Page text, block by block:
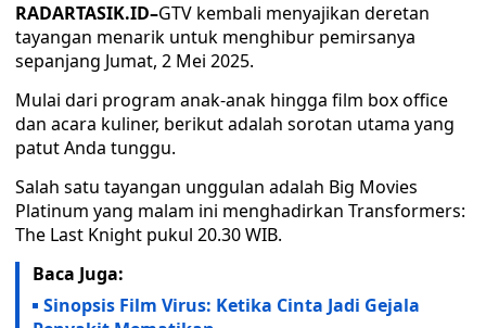
RADARTASIK.ID–GTV kembali menyajikan deretan
tayangan menarik untuk menghibur pemirsanya
sepanjang Jumat, 2 Mei 2025.
Mulai dari program anak-anak hingga film box office
dan acara kuliner, berikut adalah sorotan utama yang
patut Anda tunggu.
Salah satu tayangan unggulan adalah Big Movies
Platinum yang malam ini menghadirkan Transformers:
The Last Knight pukul 20.30 WIB.
Baca Juga:
Sinopsis Film Virus: Ketika Cinta Jadi Gejala